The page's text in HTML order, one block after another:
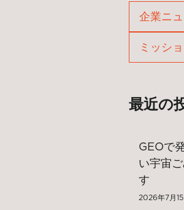
企業ニ
ミッシ
最近の
GEOで
い宇宙
す
2026年7月15